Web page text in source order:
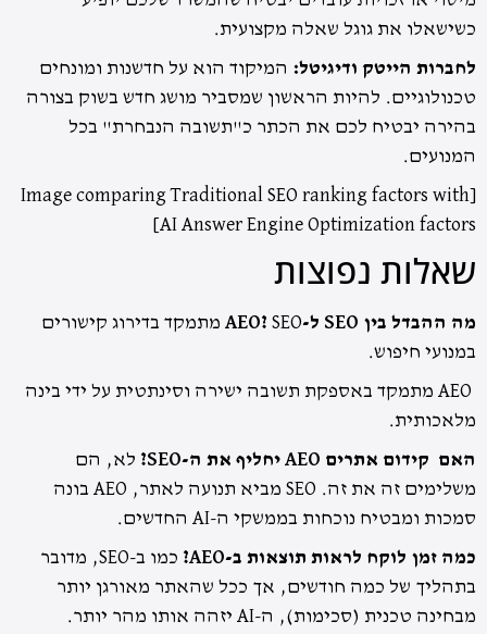
כשישאלו את גוגל שאלה מקצועית.
לחברות הייטק ודיגיטל: המיקוד הוא על חדשנות ומונחים
טכנולוגיים. להיות הראשון שמסביר מושג חדש בשוק בצורה
בהירה יבטיח לכם את הכתר כ"תשובה הנבחרת" בכל
המנועים.
[Image comparing Traditional SEO ranking factors with
AI Answer Engine Optimization factors]
שאלות נפוצות
מה ההבדל בין SEO ל-AEO?
SEO מתמקד בדירוג קישורים
במנועי חיפוש.
AEO מתמקד באספקת תשובה ישירה וסינתטית על ידי בינה
מלאכותית.
האם קידום אתרים AEO יחליף את ה-SEO?
לא, הם
משלימים זה את זה. SEO מביא תנועה לאתר, AEO בונה
סמכות ומבטיח נוכחות בממשקי ה-AI החדשים.
כמה זמן לוקח לראות תוצאות ב-AEO?
כמו ב-SEO, מדובר
בתהליך של כמה חודשים, אך ככל שהאתר מאורגן יותר
מבחינה טכנית (סכימות), ה-AI יזהה אותו מהר יותר.